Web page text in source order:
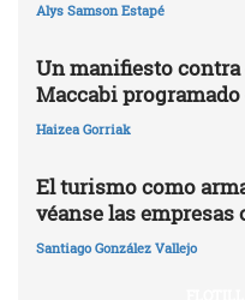
Alys Samson Estapé
Un manifiesto
Maccabi programado
Haizea Gorriak
El turismo como
véanse las empresas
Santiago González Vallejo